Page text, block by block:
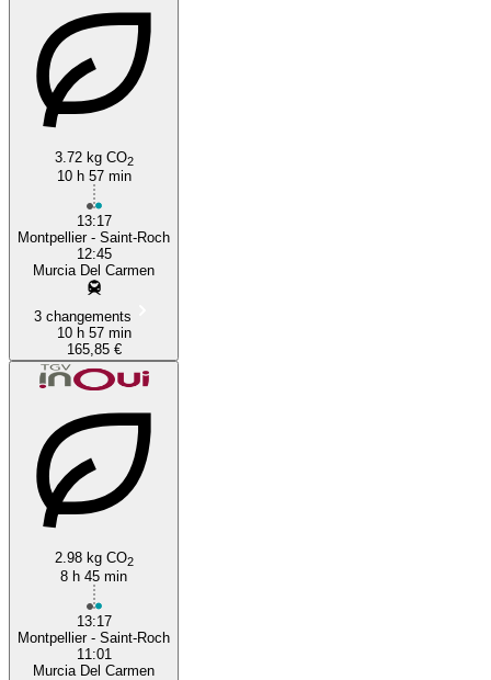
3.72 kg CO2
10 h 57 min
13:17
Montpellier - Saint-Roch
12:45
Murcia Del Carmen
3 changements
10 h 57 min
165,85 €
2.98 kg CO2
8 h 45 min
13:17
Montpellier - Saint-Roch
11:01
Murcia Del Carmen